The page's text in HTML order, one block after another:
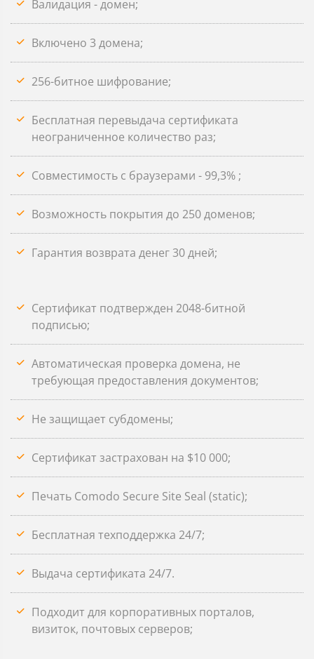
Валидация - домен;
Включено 3 домена;
256-битное шифрование;
Бесплатная перевыдача сертификата
неограниченное количество раз;
Совместимость с браузерами - 99,3% ;
Возможность покрытия до 250 доменов;
Гарантия возврата денег 30 дней;
Сертификат подтвержден 2048-битной
подписью;
Автоматическая проверка домена, не
требующая предоставления документов;
Не защищает субдомены;
Сертификат застрахован на $10 000;
Печать Comodo Secure Site Seal (static);
Бесплатная техподдержка 24/7;
Выдача сертификата 24/7.
Подходит для корпоративных порталов,
визиток, почтовых серверов;